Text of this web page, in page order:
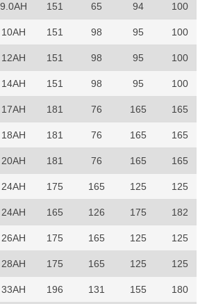
9.0AH 151 65 94 100
10AH 151 98 95 100
12AH 151 98 95 100
14AH 151 98 95 100
17AH 181 76 165 165
18AH 181 76 165 165
20AH 181 76 165 165
24AH 175 165 125 125
24AH 165 126 175 182
26AH 175 165 125 125
28AH 175 165 125 125
33AH 196 131 155 180